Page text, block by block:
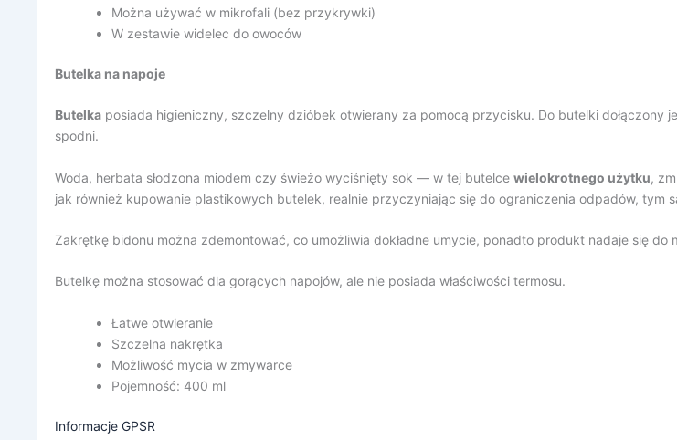
Można używać w mikrofali (bez przykrywki)
W zestawie widelec do owoców
Butelka na napoje
Butelka posiada higieniczny, szczelny dzióbek otwierany za pomocą przycisku. Do butelki
spodni.
Woda, herbata słodzona miodem czy świeżo wyciśnięty sok — w tej butelce wielokrotnego użytku,
jak również kupowanie plastikowych butelek, realnie przyczyniając się do ograniczenia odpadów, tym
Zakrętkę bidonu można zdemontować, co umożliwia dokładne umycie, ponadto produkt nadaje się do
Butelkę można stosować dla gorących napojów, ale nie posiada właściwości termosu.
Łatwe otwieranie
Szczelna nakrętka
Możliwość mycia w zmywarce
Pojemność: 400 ml
Informacje GPSR